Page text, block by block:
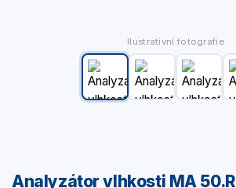
Ilustrativní fotografie
Analyzátor vlhkosti MA 50.R